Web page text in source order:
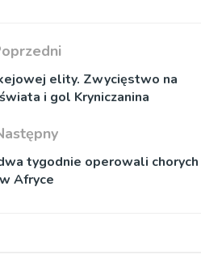
elity. Zwycięstwo na
i gol Kryniczanina
tygodnie operowali chorych
w Afryce